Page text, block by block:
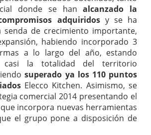
donde se hanalcanzado la
adquiridosy se ha
senda de crecimiento importante,
habiendo incorporado 3
a lo largo del año, estando
casi la totalidad del territorio
superado ya los 110 puntos
Elecco Kitchen. Asimismo, se
comercial 2014 presentando el
incorpora nuevas herramientas
el grupo pone a disposición de